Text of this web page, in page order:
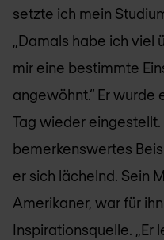
setzte ich mein
„Damals habe ich viel
mir eine bestimmte
angewöhnt.“ Er
Tag wieder eingestellt.
bemerkenswertes
er sich lächelnd. Sein
Amerikaner, war für
Inspirationsquelle. „Er